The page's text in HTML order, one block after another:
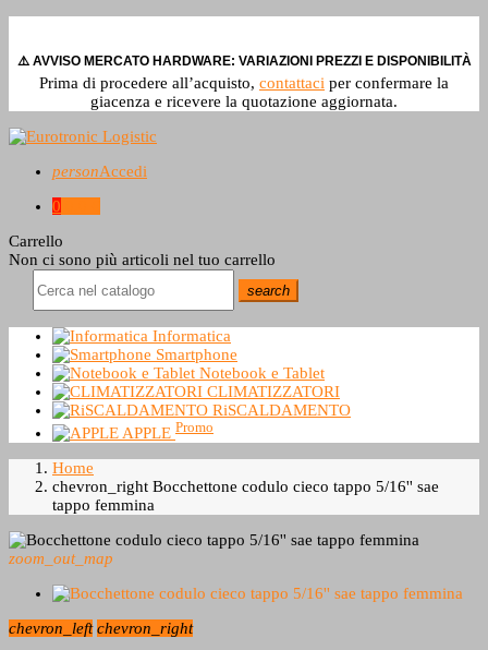
⚠️ AVVISO MERCATO HARDWARE: VARIAZIONI PREZZI E DISPONIBILITÀ
Prima di procedere all’acquisto, contattaci per confermare la
giacenza e ricevere la quotazione aggiornata.
personAccedi
0
Carrello
Non ci sono più articoli nel tuo carrello
search
Informatica
Smartphone
Notebook e Tablet
CLIMATIZZATORI
RiSCALDAMENTO
APPLE Promo
Home
chevron_right Bocchettone codulo cieco tappo 5/16'' sae
tappo femmina
zoom_out_map
chevron_left chevron_right